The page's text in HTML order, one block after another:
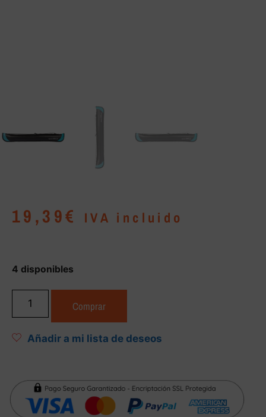
19,39€ IVA incluido
4 disponibles
Comprar
Añadir a mi lista de deseos